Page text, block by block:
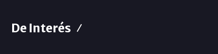
De Interés